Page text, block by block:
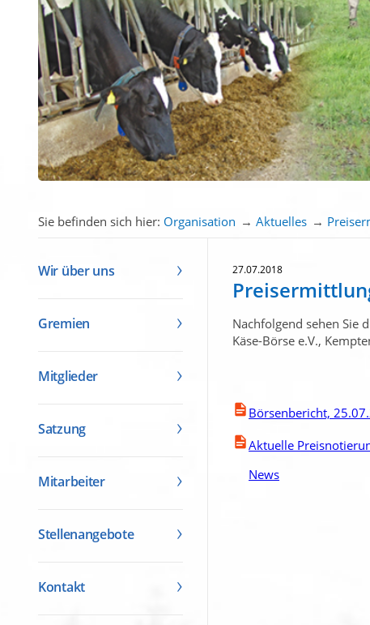
Sie befinden sich hier: Organisation →Aktuelles →
Wir über uns
Gremien
Mitglieder
Satzung
Mitarbeiter
Stellenangebote
Kontakt
27.07.2018
Nachfolgend sehen Sie
Käse-Börse e.V.,
Börsenbericht,
Aktuelle
News